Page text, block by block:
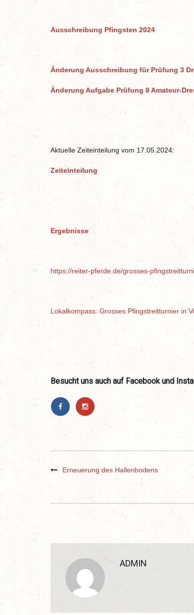
Ausschreibung Pfingsten 2024
Änderung Ausschreibung für Prüfung 3
Änderung Aufgabe Prüfung 8 Amateur-
Aktuelle Zeiteinteilung vom 17.05.2024:
Zeiteinteilung
Ergebnisse
https://reiter-pferde.de/grosses-
Lokalkompass: Grosses Pfingstreitturnier in
Besucht uns auch auf Facebook und
Erneuerung des Hallenbodens
ADMIN